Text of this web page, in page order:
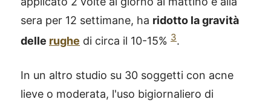
sera per 12 settimane, ha ridotto la gravità
delle rughe di circa il 10-15% 3.
In un altro studio su 30 soggetti con acne
lieve o moderata, l'uso bigiornaliero di